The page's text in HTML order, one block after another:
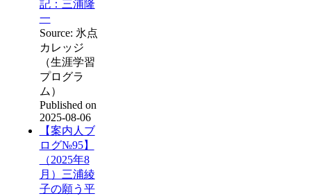
記：三浦隆
一
Source: 氷点
カレッジ
（生涯学習
プログラ
ム）
Published on
2025-08-06
【案内人ブ
ログ№95】
（2025年8
月）三浦綾
子の願う平